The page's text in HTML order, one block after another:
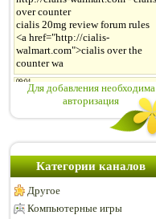
Для добавления необходима
авторизация
Категории каналов
Другое
Компьютерные игры